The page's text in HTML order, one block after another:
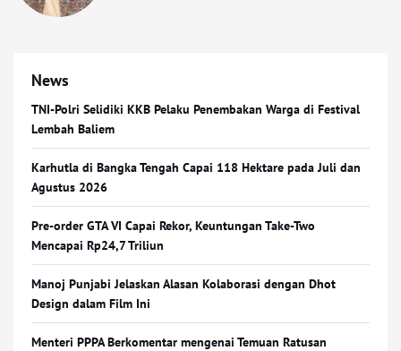
News
TNI-Polri Selidiki KKB Pelaku Penembakan Warga di Festival
Lembah Baliem
Karhutla di Bangka Tengah Capai 118 Hektare pada Juli dan
Agustus 2026
Pre-order GTA VI Capai Rekor, Keuntungan Take-Two
Mencapai Rp24,7 Triliun
Manoj Punjabi Jelaskan Alasan Kolaborasi dengan Dhot
Design dalam Film Ini
Menteri PPPA Berkomentar mengenai Temuan Ratusan